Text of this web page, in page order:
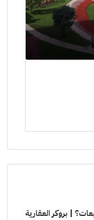
| بروكر العقارية